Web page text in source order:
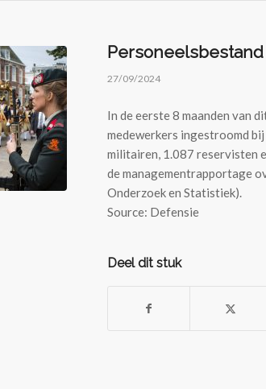
27/09/2024
In de eerste 8 maanden van
medewerkers ingestroomd
militairen, 1.087 reservisten
de managementrapportage
Onderzoek en Statistiek).
Source: Defensie
Deel dit stuk